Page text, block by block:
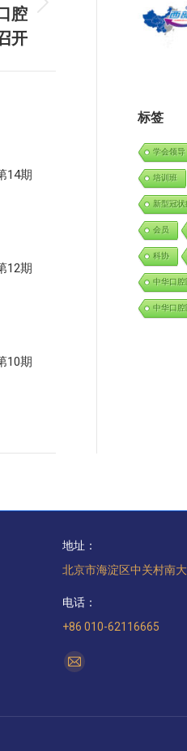
腔
开
14期
12期
10期
标签
学会领导
培训班
新型冠
会员
科协
中华口
中华口
地址：
北京市海淀区中关村南
电话：
+86 010-62116665
找到我们：
Mail
opens